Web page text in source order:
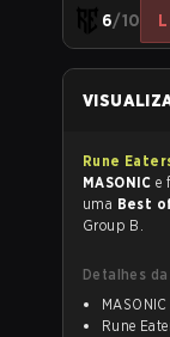
6/10 L
Rune
MASONIC
uma Best
Group B.
Detalhes
Rune